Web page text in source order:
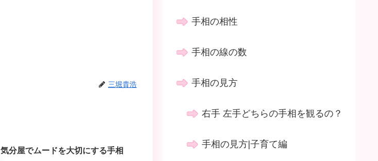
三堀貴浩
気分屋でムードを大切にする手相
手相の相性
手相の線の数
手相の見方
右手 左手どちらの手相を観るの？
手相の見方|子育て編